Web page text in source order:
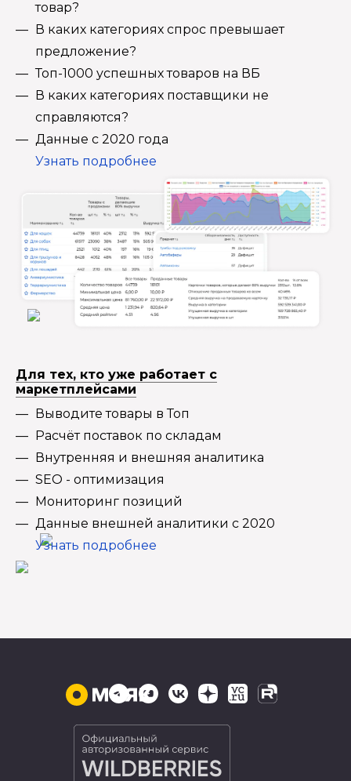
товар?
В каких категориях спрос превышает
предложение?
Топ-1000 успешных товаров на ВБ
В каких категориях поставщики не
справляются?
Данные с 2020 года
Узнать подробнее
Для тех, кто уже работает с
маркетплейсами
Выводите товары в Топ
Расчёт поставок по складам
Внутренняя и внешняя аналитика
SEO - оптимизация
Мониторинг позиций
Данные внешней аналитики с 2020
Узнать подробнее